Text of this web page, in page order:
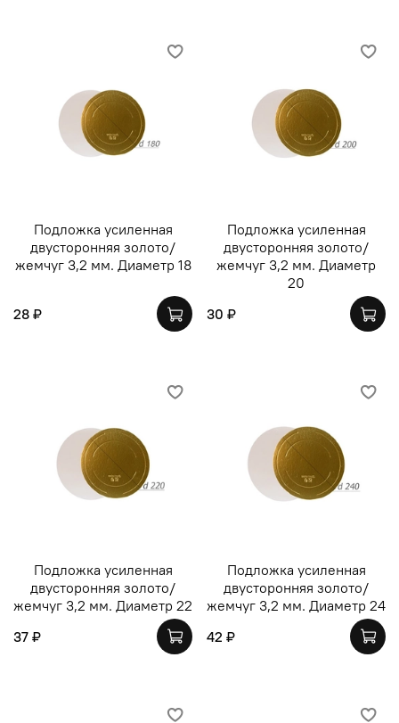
Подложка усиленная
двусторонняя золото/
жемчуг 3,2 мм. Диаметр 18
28 ₽
Подложка усиленная
двусторонняя золото/
жемчуг 3,2 мм. Диаметр
20
30 ₽
Подложка усиленная
двусторонняя золото/
жемчуг 3,2 мм. Диаметр 22
37 ₽
Подложка усиленная
двусторонняя золото/
жемчуг 3,2 мм. Диаметр 24
42 ₽